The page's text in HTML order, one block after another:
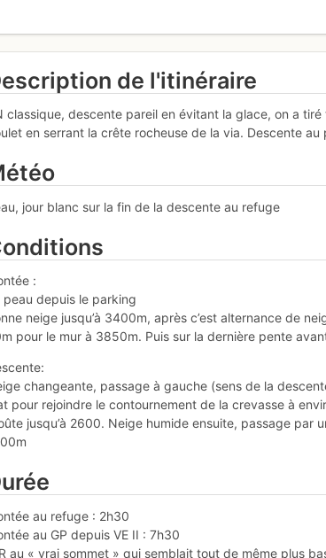
de l'itinéraire
classique, descente pareil en évitant la glace, on a
en serrant la crête rocheuse de la via. Descente
jour blanc sur la fin de la descente au refuge
:
peau depuis le parking
neige jusqu’à 3400m, après c’est alternance de
pour le mur à 3850m. Puis sur la dernière pente
changeante, passage à gauche (sens de la
pour rejoindre le contournement de la crevasse à
jusqu’à 2600. Neige humide ensuite, passage par
au refuge : 2h30
au GP depuis VE II : 7h30
au « vrai sommet » qui semblait tout de même plus